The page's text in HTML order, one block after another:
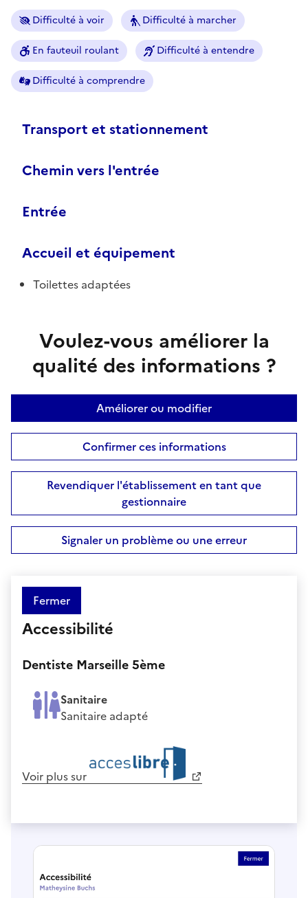
Difficulté à voir Difficulté à marcher
En fauteuil roulant Difficulté à entendre
Difficulté à comprendre
Transport et stationnement
Chemin vers l'entrée
Entrée
Accueil et équipement
Toilettes adaptées
Voulez-vous améliorer la
qualité des informations ?
Améliorer ou modifier
Confirmer ces informations
Revendiquer l'établissement en tant que
gestionnaire
Signaler un problème ou une erreur
Fermer
Accessibilité
Dentiste Marseille 5ème
Sanitaire
Sanitaire adapté
Voir plus sur